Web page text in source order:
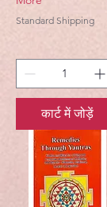
Standard Shipping
कार्ट में जोड़ें